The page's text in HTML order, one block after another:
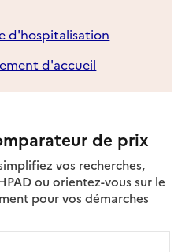
d'hospitalisation
d'accueil
de prix
vos recherches,
ou orientez-vous sur le
pour vos démarches